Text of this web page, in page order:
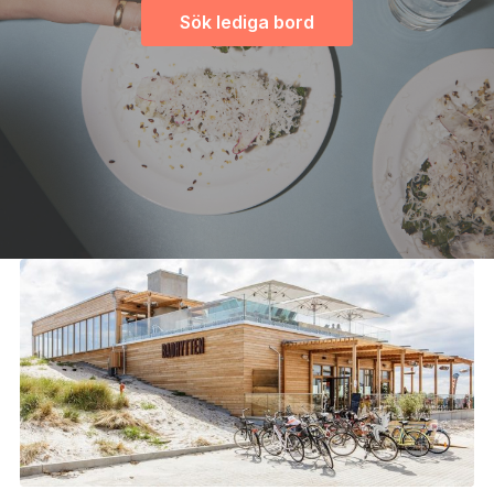
Sök lediga bord